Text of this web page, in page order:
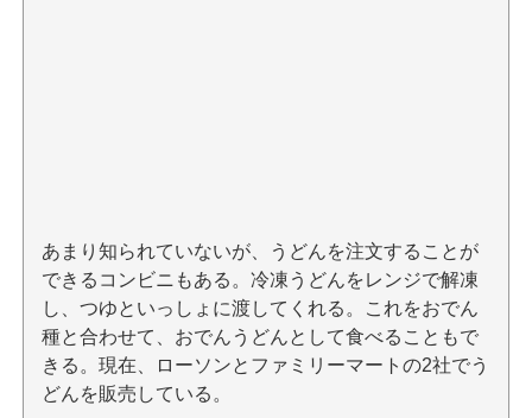
あまり知られていないが、うどんを注文することが
できるコンビニもある。冷凍うどんをレンジで解凍
し、つゆといっしょに渡してくれる。これをおでん
種と合わせて、おでんうどんとして食べることもで
きる。現在、ローソンとファミリーマートの2社でう
どんを販売している。